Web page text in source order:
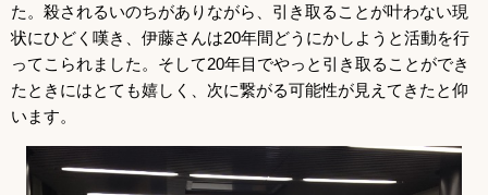
た。殺されるいのちがありながら、引き取ることが叶わない現
状にひどく嘆き、伊藤さんは20年間どうにかしようと活動を行
ってこられました。そして20年目でやっと引き取ることができ
たときにはとても嬉しく、次に繋がる可能性が見えてきたと仰
います。